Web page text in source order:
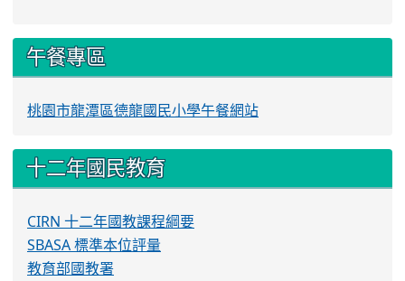
午餐專區
桃園市龍潭區德龍國民小學午餐網站
十二年國民教育
CIRN 十二年國教課程綱要
SBASA 標準本位評量
教育部國教署